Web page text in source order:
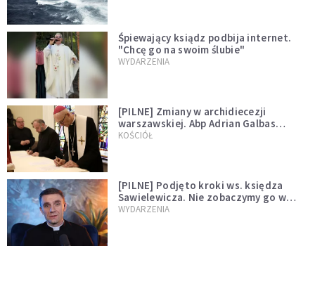
Śpiewający ksiądz podbija internet.
"Chcę go na swoim ślubie"
WYDARZENIA
[PILNE] Zmiany w archidiecezji
warszawskiej. Abp Adrian Galbas
wręczył dekrety nowym proboszczom
KOŚCIÓŁ
[PILNE] Podjęto kroki ws. księdza
Sawielewicza. Nie zobaczymy go w
mediach
WYDARZENIA